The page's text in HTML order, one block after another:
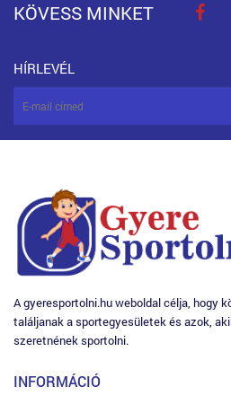
KÖVESS MINKET
HÍRLEVÉL
A gyeresportolni.hu weboldal célja, hogy
találjanak a sportegyesületek és azok,
szeretnének sportolni.
INFORMÁCIÓ